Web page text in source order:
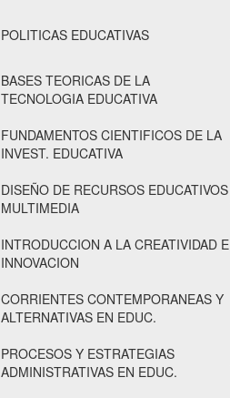
POLITICAS EDUCATIVAS
BASES TEORICAS DE LA
TECNOLOGIA EDUCATIVA
FUNDAMENTOS CIENTIFICOS DE LA
INVEST. EDUCATIVA
DISEÑO DE RECURSOS EDUCATIVOS
MULTIMEDIA
INTRODUCCION A LA CREATIVIDAD E
INNOVACION
CORRIENTES CONTEMPORANEAS Y
ALTERNATIVAS EN EDUC.
PROCESOS Y ESTRATEGIAS
ADMINISTRATIVAS EN EDUC.